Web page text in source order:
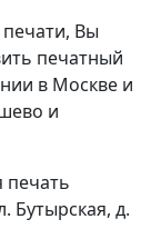
Вы
печатный
в Москве и
и
печать
Бутырская, д.